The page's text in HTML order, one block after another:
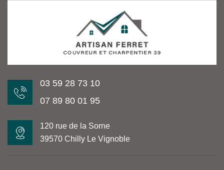
03 59 28 73 10
07 89 80 01 95
120 rue de la Sorne
39570 Chilly Le Vignoble